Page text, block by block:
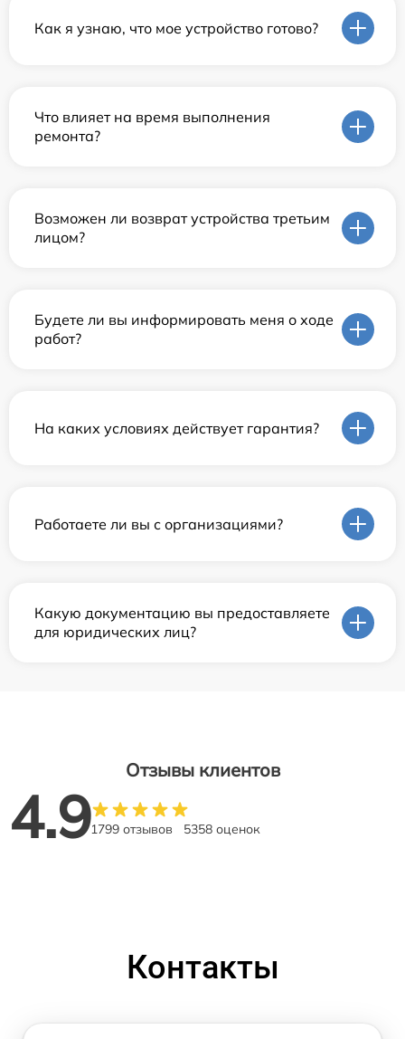
Как я узнаю, что мое устройство готово?
Что влияет на время выполнения
ремонта?
Возможен ли возврат устройства третьим
лицом?
Будете ли вы информировать меня о ходе
работ?
На каких условиях действует гарантия?
Работаете ли вы с организациями?
Какую документацию вы предоставляете
для юридических лиц?
Отзывы клиентов
4.91799 отзывов 5358 оценок
Контакты